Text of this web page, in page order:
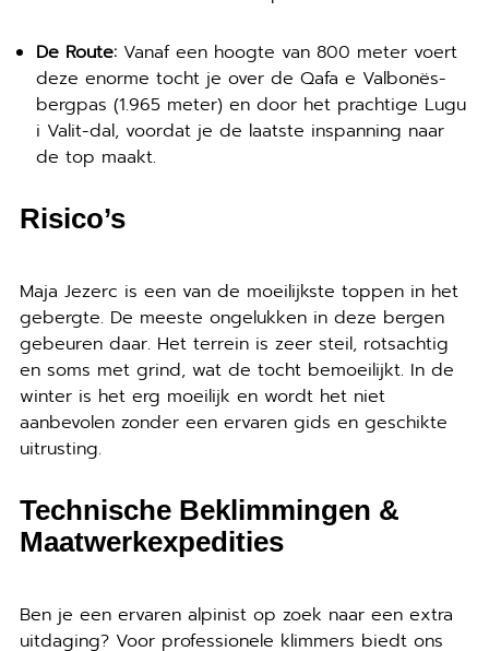
De Route:Vanaf een hoogte van 800 meter voert
deze enorme tocht je over de Qafa e Valbonës-
bergpas (1.965 meter) en door het prachtige Lugu
i Valit-dal, voordat je de laatste inspanning naar
de top maakt.
Risico’s
Maja Jezerc is een van de moeilijkste toppen in het
gebergte. De meeste ongelukken in deze bergen
gebeuren daar. Het terrein is zeer steil, rotsachtig
en soms met grind, wat de tocht bemoeilijkt. In de
winter is het erg moeilijk en wordt het niet
aanbevolen zonder een ervaren gids en geschikte
uitrusting.
Technische Beklimmingen &
Maatwerkexpedities
Ben je een ervaren alpinist op zoek naar een extra
uitdaging? Voor professionele klimmers biedt ons